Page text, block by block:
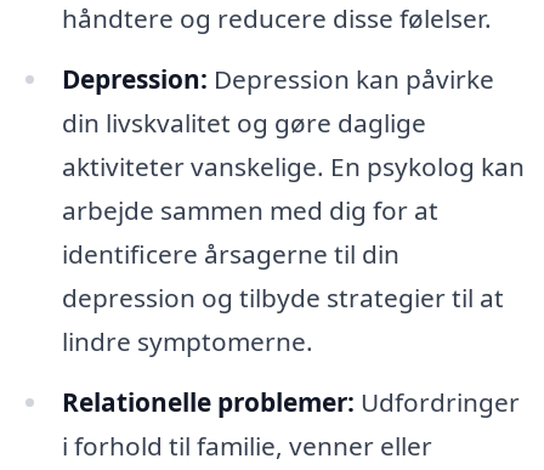
håndtere og reducere disse følelser.
Depression: Depression kan påvirke
din livskvalitet og gøre daglige
aktiviteter vanskelige. En psykolog kan
arbejde sammen med dig for at
identificere årsagerne til din
depression og tilbyde strategier til at
lindre symptomerne.
Relationelle problemer: Udfordringer
i forhold til familie, venner eller